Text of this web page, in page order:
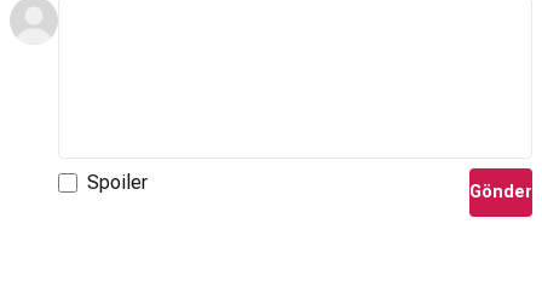
Spoiler Gönder